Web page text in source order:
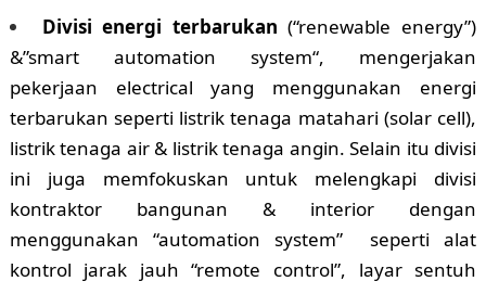
Divisi energi terbarukan (“renewable energy”)
&”smart automation system“, mengerjakan
pekerjaan electrical yang menggunakan energi
terbarukan seperti listrik tenaga matahari (solar cell),
listrik tenaga air & listrik tenaga angin. Selain itu divisi
ini juga memfokuskan untuk melengkapi divisi
kontraktor bangunan & interior dengan
menggunakan “automation system” seperti alat
kontrol jarak jauh “remote control”, layar sentuh